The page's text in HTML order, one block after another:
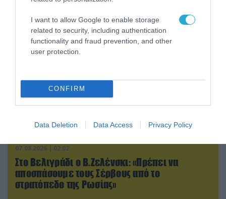
I want to allow Google to enable storage
related to security, including authentication
functionality and fraud prevention, and other
user protection.
CONFIRM
Data Deletion Data Access Privacy Policy
ξένων εθελοντών που πολεμούν για το Κίεβο
07.08.2026 | 02:02
Στο Βελιγράδι ο Β.Ζελένσκι: «Πρέπει να
αποσπάσουμε τους Σέρβους από το
στρατόπεδο της Ρωσίας»